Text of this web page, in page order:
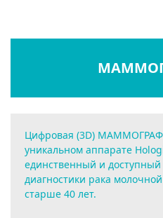
Цифровая (3D)
уникальном аппарате
единственный и
диагностики рака
старше 40 лет.